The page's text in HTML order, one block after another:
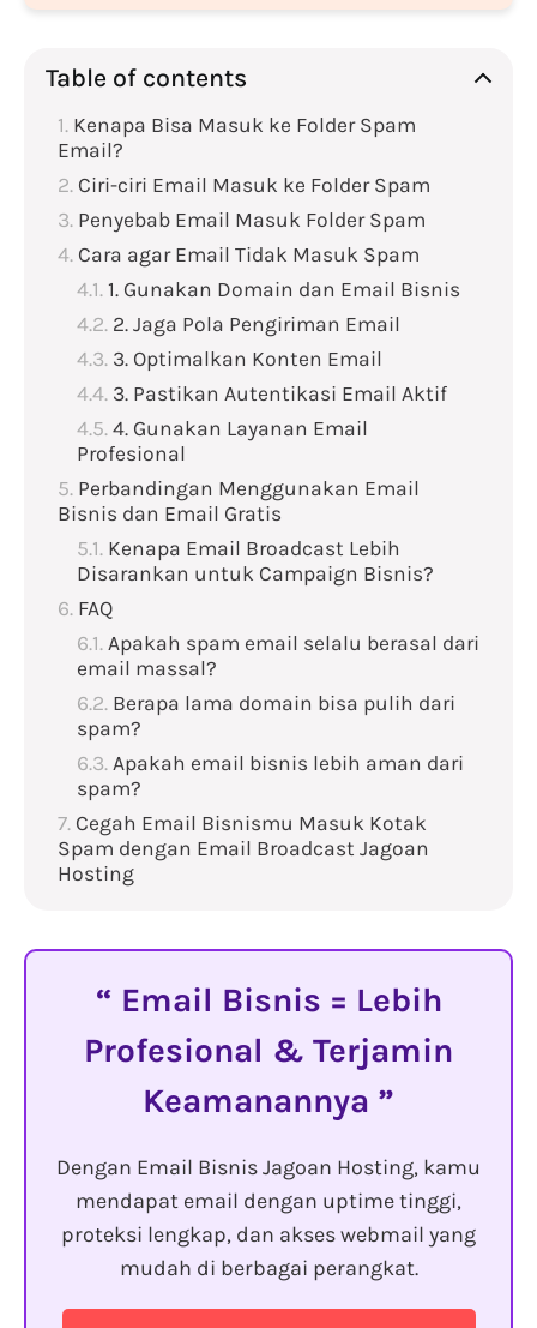
Table of contents
Kenapa Bisa Masuk ke Folder Spam
Email?
Ciri-ciri Email Masuk ke Folder Spam
Penyebab Email Masuk Folder Spam
Cara agar Email Tidak Masuk Spam
1. Gunakan Domain dan Email Bisnis
2. Jaga Pola Pengiriman Email
3. Optimalkan Konten Email
3. Pastikan Autentikasi Email Aktif
4. Gunakan Layanan Email
Profesional
Perbandingan Menggunakan Email
Bisnis dan Email Gratis
Kenapa Email Broadcast Lebih
Disarankan untuk Campaign Bisnis?
FAQ
Apakah spam email selalu berasal dari
email massal?
Berapa lama domain bisa pulih dari
spam?
Apakah email bisnis lebih aman dari
spam?
Cegah Email Bisnismu Masuk Kotak
Spam dengan Email Broadcast Jagoan
Hosting
Email Bisnis = Lebih
Profesional & Terjamin
Keamanannya
Dengan Email Bisnis Jagoan Hosting, kamu
mendapat email dengan uptime tinggi,
proteksi lengkap, dan akses webmail yang
mudah di berbagai perangkat.